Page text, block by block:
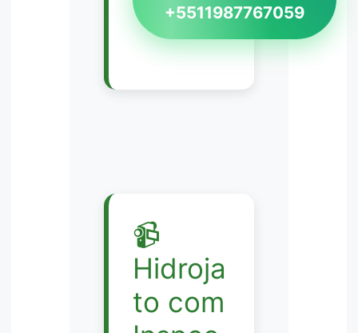
+5511987767059
📹
Hidroja
to com